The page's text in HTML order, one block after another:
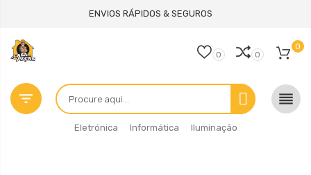
ENVIOS RÁPIDOS & SEGUROS
Eletrónica Informática Iluminação
0 0
0
 